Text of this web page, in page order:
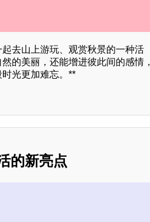
去山上游玩、观赏秋景的一种活
的美丽，还能增进彼此间的感情，
光更加难忘。**
的新亮点